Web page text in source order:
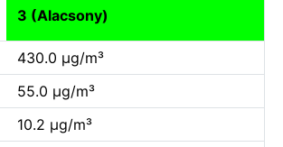
3 (Alacsony)
430.0 µg/m³
55.0 µg/m³
10.2 µg/m³